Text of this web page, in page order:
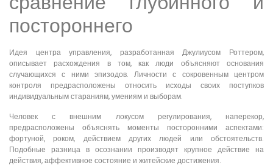
постороннего
Идея центра управления, разработанная Джулиусом Роттером,
описывает расхождения в том, как люди объясняют основания
случающихся с ними эпизодов. Личности с сокровенным центром
контроля предрасположены относить исходы своих поступков
индивидуальным стараниям, умениям и выборам.
Человек с внешним локусом регулирования, наперекор,
предрасположены объяснять моменты посторонними аспектами:
фортуной, роком, действием других людей или обстоятельств.
Подобные разница в осознании производят крупное действие на
действия, аффективное состояние и житейские достижения.